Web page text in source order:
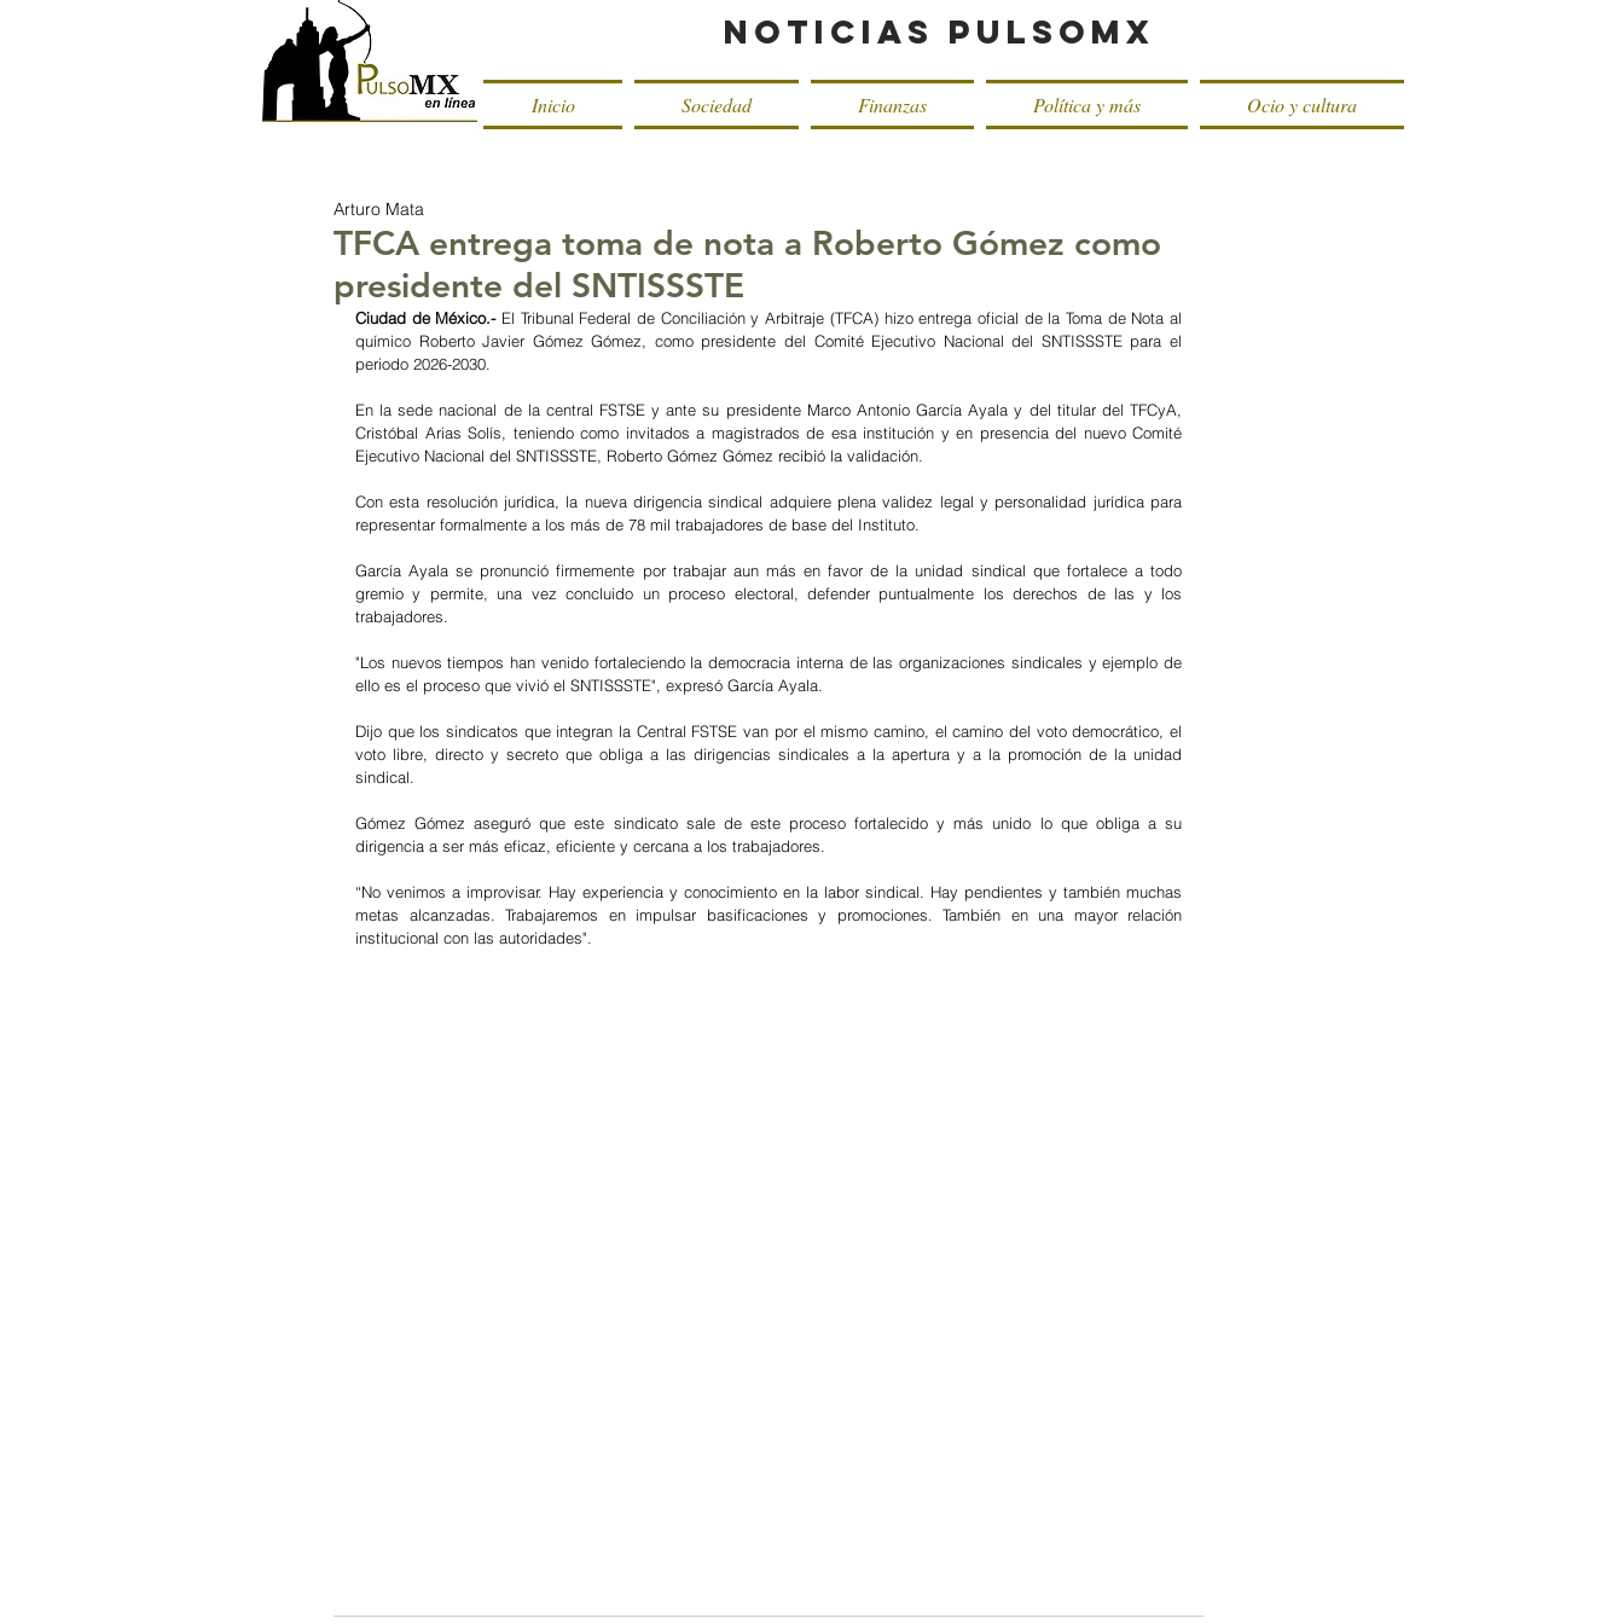
Noticias PulsoMX
Inicio Sociedad Finanzas Política y más Ocio y cultura
TFCA entrega toma de nota a Roberto Gómez como
presidente del SNTISSSTE
Arturo Mata
Ciudad de México.- El Tribunal Federal de Conciliación y Arbitraje (TFCA) hizo entrega oficial de la Toma de Nota al
químico Roberto Javier Gómez Gómez, como presidente del Comité Ejecutivo Nacional del SNTISSSTE para el
periodo 2026-2030.
En la sede nacional de la central FSTSE y ante su presidente Marco Antonio García Ayala y del titular del TFCyA,
Cristóbal Arias Solís, teniendo como invitados a magistrados de esa institución y en presencia del nuevo Comité
Ejecutivo Nacional del SNTISSSTE, Roberto Gómez Gómez recibió la validación.
Con esta resolución jurídica, la nueva dirigencia sindical adquiere plena validez legal y personalidad jurídica para
representar formalmente a los más de 78 mil trabajadores de base del Instituto.
García Ayala se pronunció firmemente por trabajar aun más en favor de la unidad sindical que fortalece a todo
gremio y permite, una vez concluido un proceso electoral, defender puntualmente los derechos de las y los
trabajadores.
"Los nuevos tiempos han venido fortaleciendo la democracia interna de las organizaciones sindicales y ejemplo de
ello es el proceso que vivió el SNTISSSTE", expresó García Ayala.
Dijo que los sindicatos que integran la Central FSTSE van por el mismo camino, el camino del voto democrático, el
voto libre, directo y secreto que obliga a las dirigencias sindicales a la apertura y a la promoción de la unidad
sindical.
Gómez Gómez aseguró que este sindicato sale de este proceso fortalecido y más unido lo que obliga a su
dirigencia a ser más eficaz, eficiente y cercana a los trabajadores.
“No venimos a improvisar. Hay experiencia y conocimiento en la labor sindical. Hay pendientes y también muchas
metas alcanzadas. Trabajaremos en impulsar basificaciones y promociones. También en una mayor relación
institucional con las autoridades".